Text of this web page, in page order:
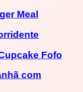
Meal
Fofo
com